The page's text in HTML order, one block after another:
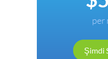
per
Şimdi
Renews